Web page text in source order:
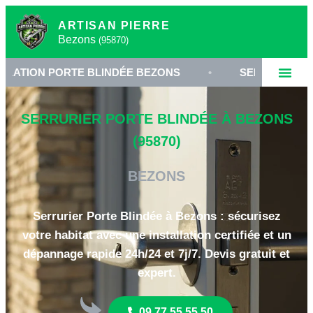
ARTISAN PIERRE
Bezons (95870)
BLINDÉE BEZONS • SERRURERIE HAUTE
SERRURIER PORTE BLINDÉE À BEZONS
(95870)
BEZONS
Serrurier Porte Blindée à Bezons : sécurisez
votre habitat avec une installation certifiée et un
dépannage rapide 24h/24 et 7j/7. Devis gratuit et
expert.